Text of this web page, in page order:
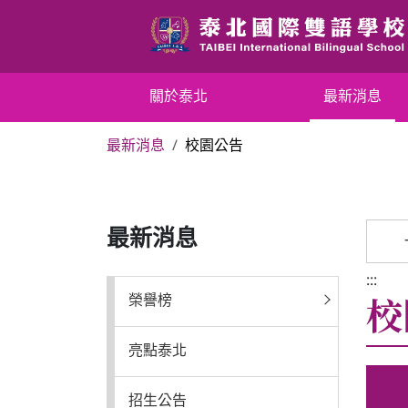
容
區
關於泰北 最新消息
最新消息 校園公告
最新消息
榮譽榜
亮點泰北
招生公告
:::